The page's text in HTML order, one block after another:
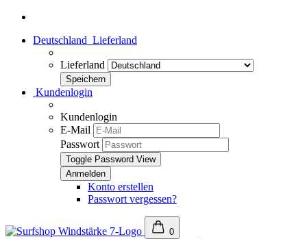
Deutschland Lieferland
Lieferland
Kundenlogin
Kundenlogin
E-Mail
Passwort
Toggle Password View
Konto erstellen
Passwort vergessen?
0